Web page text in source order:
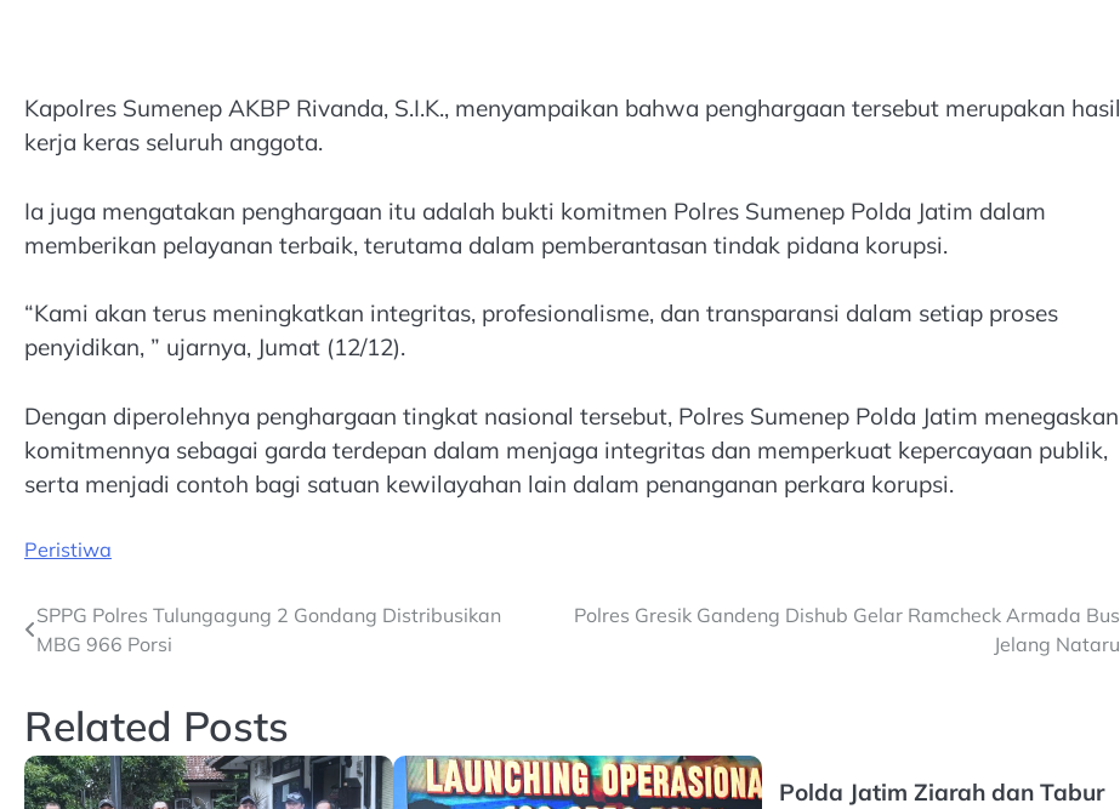
Kapolres Sumenep AKBP Rivanda, S.I.K., menyampaikan bahwa penghargaan tersebut merupakan hasil
kerja keras seluruh anggota.
Ia juga mengatakan penghargaan itu adalah bukti komitmen Polres Sumenep Polda Jatim dalam
memberikan pelayanan terbaik, terutama dalam pemberantasan tindak pidana korupsi.
“Kami akan terus meningkatkan integritas, profesionalisme, dan transparansi dalam setiap proses
penyidikan, ” ujarnya, Jumat (12/12).
Dengan diperolehnya penghargaan tingkat nasional tersebut, Polres Sumenep Polda Jatim menegaskan
komitmennya sebagai garda terdepan dalam menjaga integritas dan memperkuat kepercayaan publik,
serta menjadi contoh bagi satuan kewilayahan lain dalam penanganan perkara korupsi.
Peristiwa
Post
SPPG Polres Tulungagung 2 Gondang Distribusikan
MBG 966 Porsi
Polres Gresik Gandeng Dishub Gelar Ramcheck Armada Bus
Jelang Nataru
Related Posts
Polda Jatim Ziarah dan Tabur